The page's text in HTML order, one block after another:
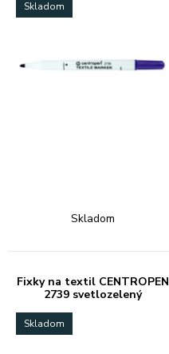
Skladom
Skladom
Fixky na textil CENTROPEN
2739 svetlozelený
Skladom